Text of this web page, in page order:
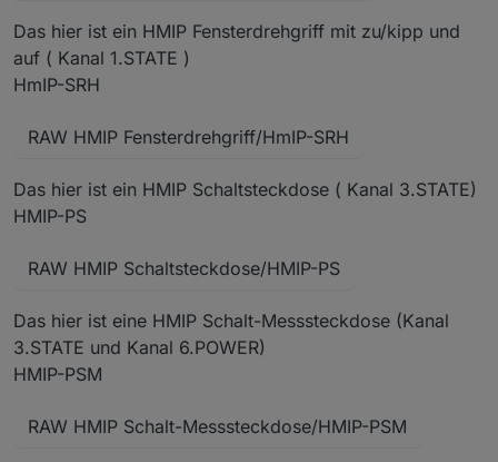
Das hier ist ein HMIP Fensterdrehgriff mit zu/kipp und
auf ( Kanal 1.STATE )
HmIP-SRH
RAW HMIP Fensterdrehgriff/HmIP-SRH
Das hier ist ein HMIP Schaltsteckdose ( Kanal 3.STATE)
HMIP-PS
RAW HMIP Schaltsteckdose/HMIP-PS
Das hier ist eine HMIP Schalt-Messsteckdose (Kanal
3.STATE und Kanal 6.POWER)
HMIP-PSM
RAW HMIP Schalt-Messsteckdose/HMIP-PSM